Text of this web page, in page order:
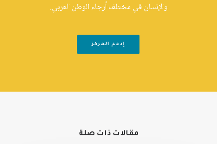
والإنسان في مختلف أرجاء الوطن العربي.
إدعم المركز
مقالات ذات صلة